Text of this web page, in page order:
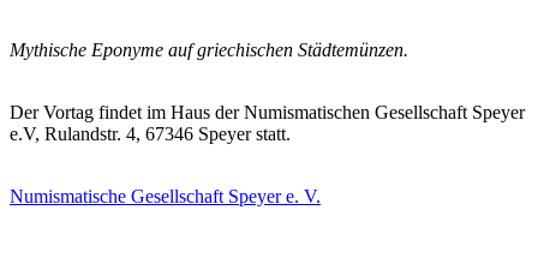
Mythische Eponyme auf griechischen Städtemünzen.
Der Vortag findet im Haus der Numismatischen Gesellschaft Speyer
e.V, Rulandstr. 4, 67346 Speyer statt.
Numismatische Gesellschaft Speyer e. V.